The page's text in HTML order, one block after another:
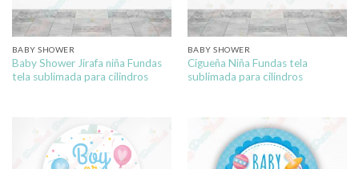
BABY SHOWER
Baby Shower Jirafa niña Fundas
tela sublimada para cilindros
BABY SHOWER
Cigueña Niña Fundas tela
sublimada para cilindros